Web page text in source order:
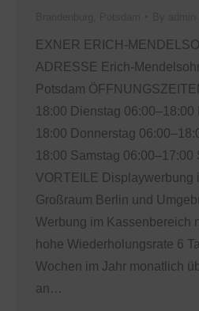
EXNER ERICH-
ADRESSE Erich-
Potsdam
18:00 Dienstag 06:00–18:00
18:00 Donnerstag
18:00 Samstag 06:00–17:00
VORTEILE Displaywerbung
Großraum Berlin und
Werbung im Kassenbereich
hohe Wiederholungsrate 6
Wochen im Jahr monatlich
an…